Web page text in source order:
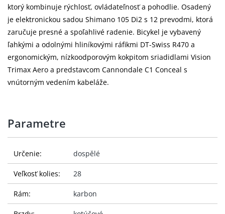
ktorý kombinuje rýchlosť, ovládateľnosť a pohodlie. Osadený
je elektronickou sadou Shimano 105 Di2 s 12 prevodmi, ktorá
zaručuje presné a spoľahlivé radenie. Bicykel je vybavený
ľahkými a odolnými hliníkovými ráfikmi DT-Swiss R470 a
ergonomickým, nízkoodporovým kokpitom sriadidlami Vision
Trimax Aero a predstavcom Cannondale C1 Conceal s
vnútorným vedením kabeláže.
Parametre
Určenie: dospělé
Veľkosť kolies: 28
Rám: karbon